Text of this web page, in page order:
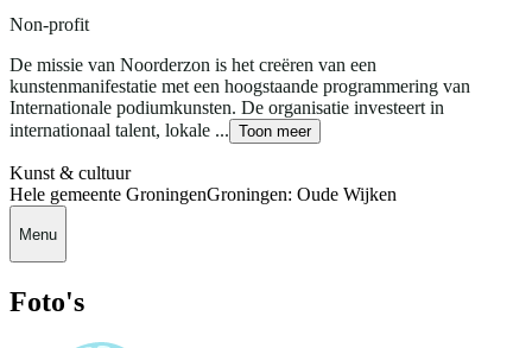
Non-profit
De missie van Noorderzon is het creëren van een
kunstenmanifestatie met een hoogstaande programmering van
Internationale podiumkunsten. De organisatie investeert in
internationaal talent, lokale ... Toon meer
Kunst & cultuur
Hele gemeente GroningenGroningen: Oude Wijken
Menu
Foto's